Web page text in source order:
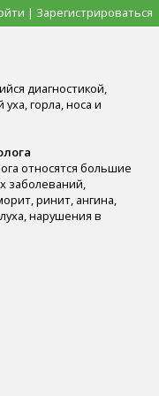
| Зарегистрироваться
диагностикой,
горла, носа и
относятся большие
заболеваний,
ринит, ангина,
нарушения в